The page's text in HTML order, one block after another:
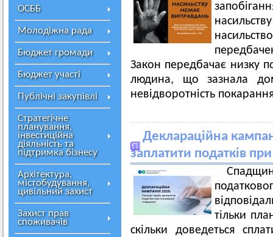
ОСББ
Молодіжна рада
Бюджет громади
Бюджет участі
Публічні закупівлі
Стратегічне
планування,
інвестиційна
діяльність та
підтримка бізнесу
Архітектура,
містобудування,
цивільний захист
Захист прав
споживачів
Закон передбачає низку
людина, що зазнала
невідворотність
Деклараційна
заплатити податків
тільки
скільки доведеться